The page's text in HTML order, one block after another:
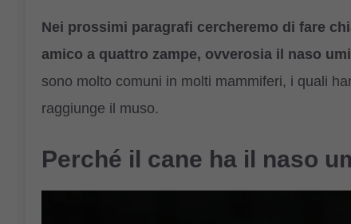
Nei prossimi paragrafi cercheremo di fare
amico a quattro zampe, ovverosia il naso
sono molto comuni in molti mammiferi, i quali
raggiunge il muso.
Perché il cane ha il naso